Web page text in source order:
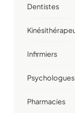
Dentistes
Infirmiers
Psychologues
Pharmacies